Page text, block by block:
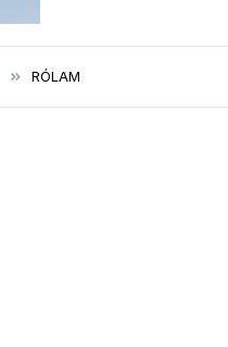
RÓLAM